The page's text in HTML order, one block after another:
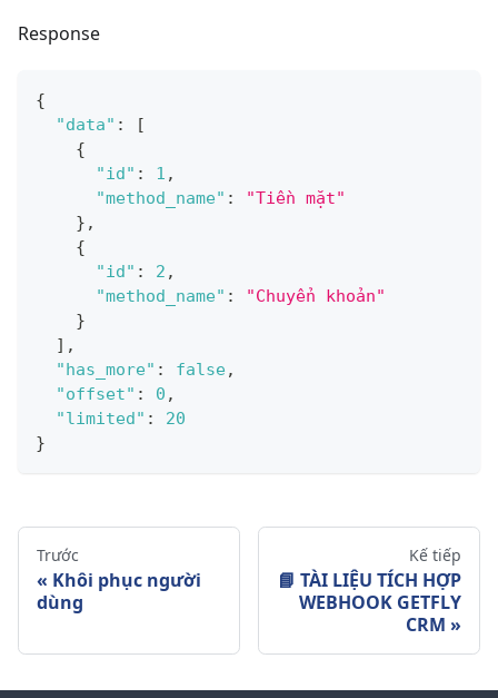
Response
{
"data" :
[
{
"id" : 1 ,
"method_name" :
"Tiền mặt"
} ,
{
"id" : 2 ,
"method_name" :
"Chuyển khoản"
}
] ,
"has_more" : false,
"offset" : 0 ,
"limited" :
20
}
Trước
Khôi phục người
dùng
Kế tiếp
📘 TÀI LIỆU TÍCH HỢP
WEBHOOK GETFLY
CRM